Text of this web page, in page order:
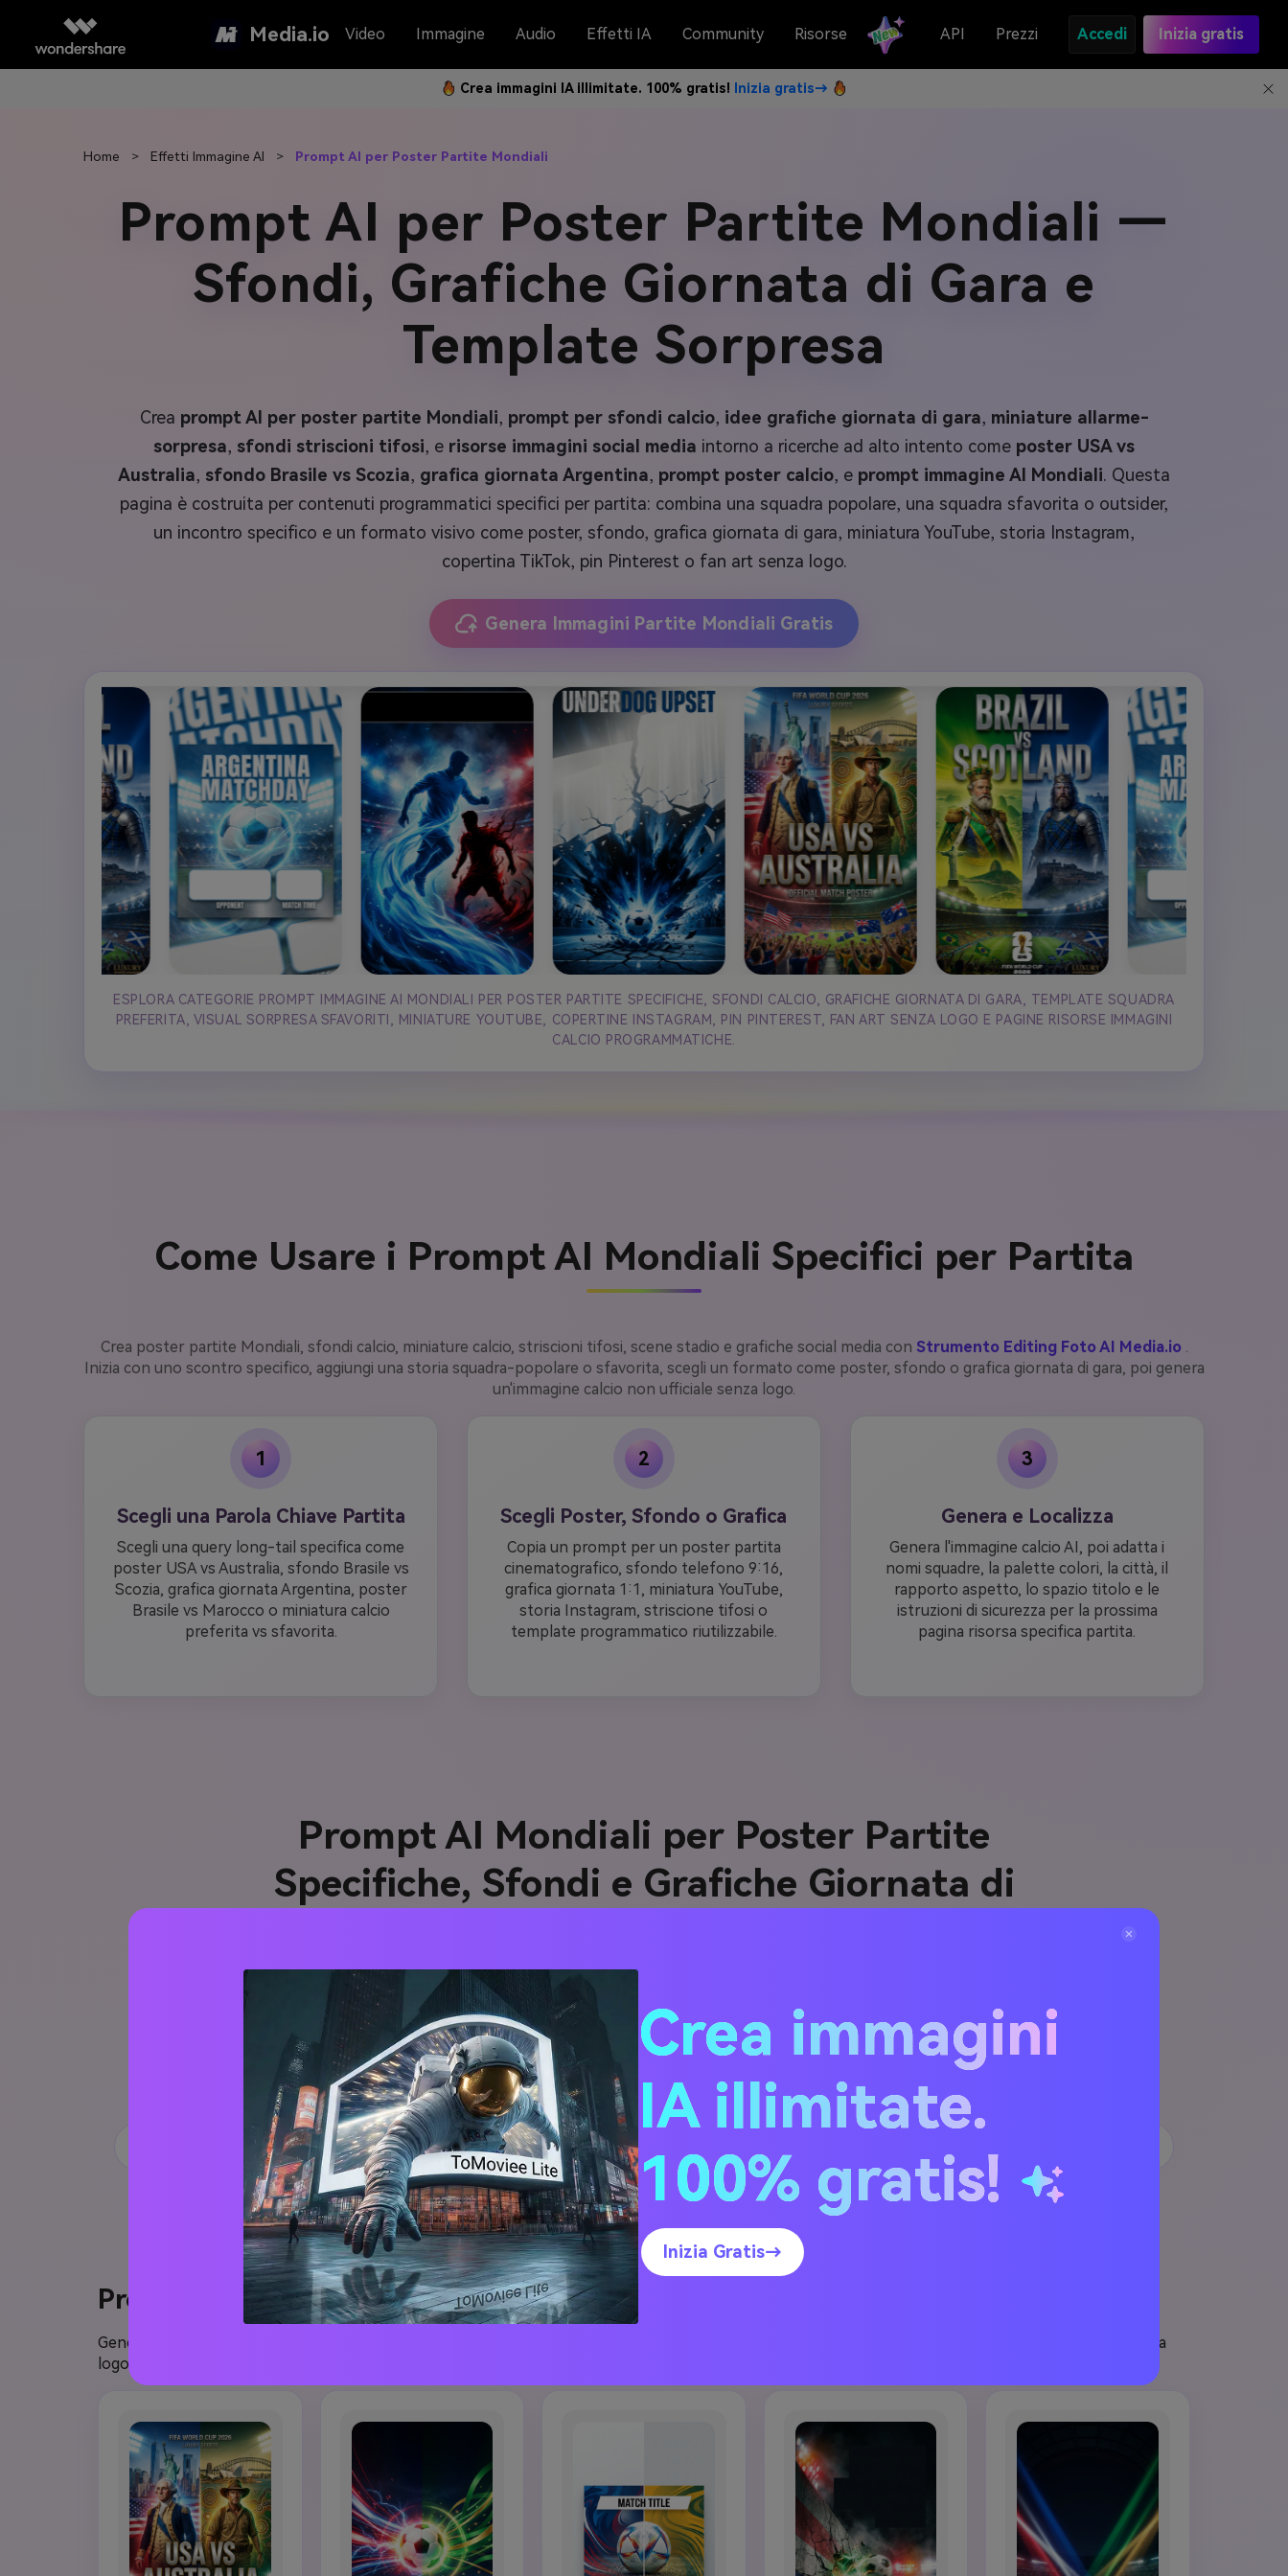
Media.io Video Immagine Audio Effetti IA Community Risorse API Prezzi Accedi Inizia gratis
Crea immagini IA illimitate. 100% gratis! Inizia gratis→
Home > Effetti Immagine AI > Prompt AI per Poster Partite Mondiali
Prompt AI per Poster Partite Mondiali —
Sfondi, Grafiche Giornata di Gara e
Template Sorpresa
Crea prompt AI per poster partite Mondiali, prompt per sfondi calcio, idee grafiche giornata di gara, miniature allarme-
sorpresa, sfondi striscioni tifosi, e risorse immagini social media intorno a ricerche ad alto intento come poster USA vs
Australia, sfondo Brasile vs Scozia, grafica giornata Argentina, prompt poster calcio, e prompt immagine AI Mondiali. Questa
pagina è costruita per contenuti programmatici specifici per partita: combina una squadra popolare, una squadra sfavorita o outsider,
un incontro specifico e un formato visivo come poster, sfondo, grafica giornata di gara, miniatura YouTube, storia Instagram,
copertina TikTok, pin Pinterest o fan art senza logo.
Genera Immagini Partite Mondiali Gratis
ESPLORA CATEGORIE PROMPT IMMAGINE AI MONDIALI PER POSTER PARTITE SPECIFICHE, SFONDI CALCIO, GRAFICHE GIORNATA DI GARA, TEMPLATE SQUADRA
PREFERITA, VISUAL SORPRESA SFAVORITI, MINIATURE YOUTUBE, COPERTINE INSTAGRAM, PIN PINTEREST, FAN ART SENZA LOGO E PAGINE RISORSE IMMAGINI
CALCIO PROGRAMMATICHE.
Come Usare i Prompt AI Mondiali Specifici per Partita
Crea poster partite Mondiali, sfondi calcio, miniature calcio, striscioni tifosi, scene stadio e grafiche social media con Strumento Editing Foto AI Media.io .
Inizia con uno scontro specifico, aggiungi una storia squadra-popolare o sfavorita, scegli un formato come poster, sfondo o grafica giornata di gara, poi genera
un'immagine calcio non ufficiale senza logo.
1
Scegli una Parola Chiave Partita
Scegli una query long-tail specifica come
poster USA vs Australia, sfondo Brasile vs
Scozia, grafica giornata Argentina, poster
Brasile vs Marocco o miniatura calcio
preferita vs sfavorita.
2
Scegli Poster, Sfondo o Grafica
Copia un prompt per un poster partita
cinematografico, sfondo telefono 9:16,
grafica giornata 1:1, miniatura YouTube,
storia Instagram, striscione tifosi o
template programmatico riutilizzabile.
3
Genera e Localizza
Genera l'immagine calcio AI, poi adatta i
nomi squadre, la palette colori, la città, il
rapporto aspetto, lo spazio titolo e le
istruzioni di sicurezza per la prossima
pagina risorsa specifica partita.
Prompt AI Mondiali per Poster Partite
Specifiche, Sfondi e Grafiche Giornata di
Usa questi prompt immagine AI Mondiali copia-e-incolla per costruire pagine risorse programmatiche intorno a squadre
popolari, squadre outsider, incontri specifici, prompt poster calcio, idee sfondo calcio, template grafiche giornata di gara e
fan art senza logo. Ogni prompt è ottimizzato per ChatGPT, Gemini, Claude, GPT Image 2, Nano Banana Pro e altri
generatori immagini AI.
USA vs Australia Brasile vs Scozia Giornata Argentina
Grafiche Social
Prompt AI Poster e Sfondo USA vs Australia
Genera poster USA vs Australia, sfondi calcio USA vs Australia, grafiche giornata squadra ospitante, miniature allarme-sorpresa Australia e fan art senza
logo usando energia stadio rosso-bianco-blu, movimento sfidante verde-oro e composizione editoriale calcio pulita.
Crea immagini
IA illimitate.
100% gratis!
Inizia Gratis→